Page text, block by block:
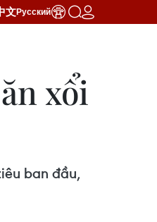
文Русский
xổi
ban đầu,